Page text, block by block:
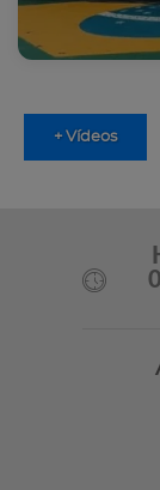
+ Vídeos